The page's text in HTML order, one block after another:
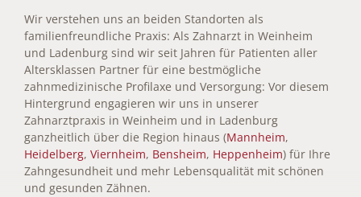
Wir verstehen uns an beiden Standorten als
familienfreundliche Praxis: Als Zahnarzt in Weinheim
und Ladenburg sind wir seit Jahren für Patienten aller
Altersklassen Partner für eine bestmögliche
zahnmedizinische Profilaxe und Versorgung: Vor diesem
Hintergrund engagieren wir uns in unserer
Zahnarztpraxis in Weinheim und in Ladenburg
ganzheitlich über die Region hinaus (Mannheim,
Heidelberg, Viernheim, Bensheim, Heppenheim) für Ihre
Zahngesundheit und mehr Lebensqualität mit schönen
und gesunden Zähnen.